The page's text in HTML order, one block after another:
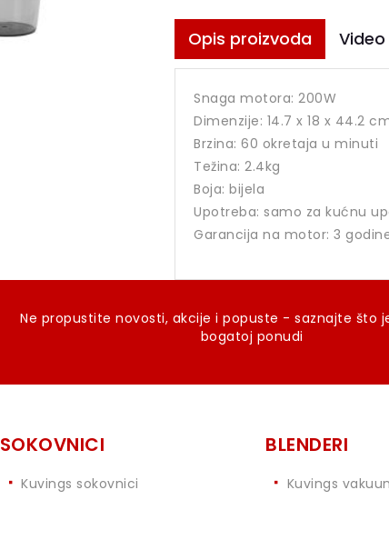
Opis proizvoda
Snaga motora: 200W
Dimenzije: 14.7 x 18 x 44.2
Brzina: 60 okretaja u minuti
Težina: 2.4kg
Boja: bijela
Upotreba: samo za kućnu
Garancija na motor: 3
Ne propustite novosti, akcije i popuste - saznajte što
bogatoj ponudi
SOKOVNICI
Kuvings sokovnici
BLENDERI
Kuvings